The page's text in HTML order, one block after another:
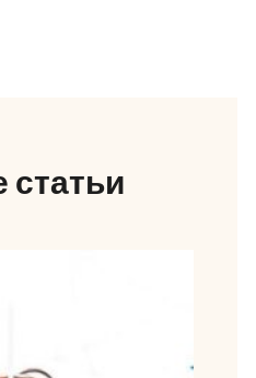
статьи